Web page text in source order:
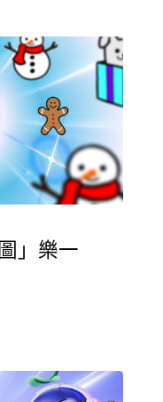
」樂一
「奇」來 2025 發佈
Nitro 福利！ 發佈 -